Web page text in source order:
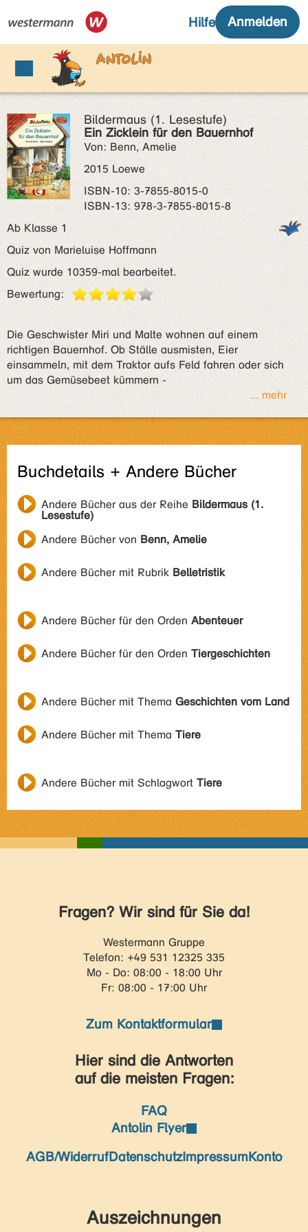
Bildermaus (1. Lesestufe)
Ein Zicklein für den Bauernhof
Von: Benn, Amelie
2015 Loewe
ISBN‑10: 3-7855-8015-0
ISBN‑13: 978-3-7855-8015-8
Ab Klasse 1
Quiz von Marieluise Hoffmann
Quiz wurde 10359-mal bearbeitet.
Bewertung:
Die Geschwister Miri und Malte wohnen auf einem
richtigen Bauernhof. Ob Ställe ausmisten, Eier
einsammeln, mit dem Traktor aufs Feld fahren oder sich
um das Gemüsebeet kümmern -
... mehr
Buchdetails + Andere Bücher
Andere Bücher aus der Reihe Bildermaus (1.
Lesestufe)
Andere Bücher von Benn, Amelie
Andere Bücher mit Rubrik Belletristik
Andere Bücher für den Orden Abenteuer
Andere Bücher für den Orden Tiergeschichten
Andere Bücher mit Thema Geschichten vom Land
Andere Bücher mit Thema Tiere
Andere Bücher mit Schlagwort Tiere